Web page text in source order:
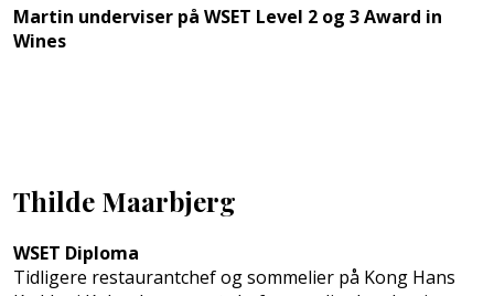
Martin underviser på WSET Level 2 og 3 Award in
Wines
Thilde Maarbjerg
WSET Diploma
Tidligere restaurantchef og sommelier på Kong Hans